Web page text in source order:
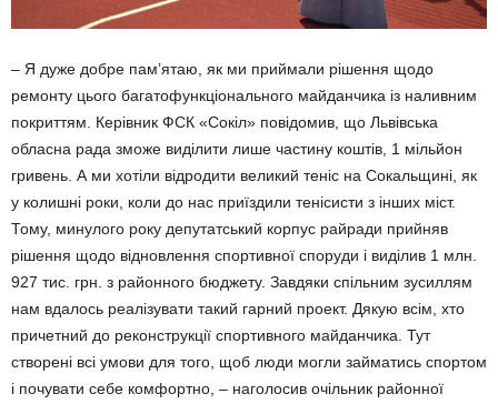
– Я дуже добре пам’ятаю, як ми приймали рішення щодо
ремонту цього багатофункціонального майданчика із наливним
покриттям. Керівник ФСК «Сокіл» повідомив, що Львівська
обласна рада зможе виділити лише частину коштів, 1 мільйон
гривень. А ми хотіли відродити великий теніс на Сокальщині, як
у колишні роки, коли до нас приїздили тенісисти з інших міст.
Тому, минулого року депутатський корпус райради прийняв
рішення щодо відновлення спортивної споруди і виділив 1 млн.
927 тис. грн. з районного бюджету. Завдяки спільним зусиллям
нам вдалось реалізувати такий гарний проект. Дякую всім, хто
причетний до реконструкції спортивного майданчика. Тут
створені всі умови для того, щоб люди могли займатись спортом
і почувати себе комфортно, – наголосив очільник районної